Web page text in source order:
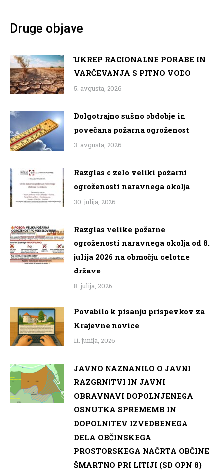
Druge objave
̌UKREP RACIONALNE PORABE IN
VARČEVANJA S PITNO VODO
5. avgusta, 2026
Dolgotrajno sušno obdobje in
povečana požarna ogroženost
3. avgusta, 2026
Razglas o zelo veliki požarni
ogroženosti naravnega okolja
30. julija, 2026
Razglas velike požarne
ogroženosti naravnega okolja od 8.
julija 2026 na območju celotne
države
8. julija, 2026
Povabilo k pisanju prispevkov za
Krajevne novice
11. junija, 2026
JAVNO NAZNANILO O JAVNI
RAZGRNITVI IN JAVNI
OBRAVNAVI DOPOLNJENEGA
OSNUTKA SPREMEMB IN
DOPOLNITEV IZVEDBENEGA
DELA OBČINSKEGA
PROSTORSKEGA NAČRTA OBČINE
ŠMARTNO PRI LITIJI (SD OPN 8)